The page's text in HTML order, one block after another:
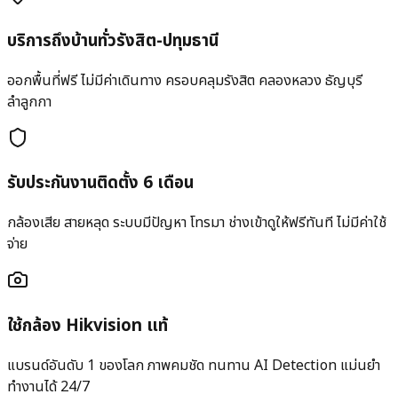
บริการถึงบ้านทั่วรังสิต-ปทุมธานี
ออกพื้นที่ฟรี ไม่มีค่าเดินทาง ครอบคลุมรังสิต คลองหลวง ธัญบุรี
ลำลูกกา
รับประกันงานติดตั้ง 6 เดือน
กล้องเสีย สายหลุด ระบบมีปัญหา โทรมา ช่างเข้าดูให้ฟรีทันที ไม่มีค่าใช้
จ่าย
ใช้กล้อง Hikvision แท้
แบรนด์อันดับ 1 ของโลก ภาพคมชัด ทนทาน AI Detection แม่นยำ
ทำงานได้ 24/7